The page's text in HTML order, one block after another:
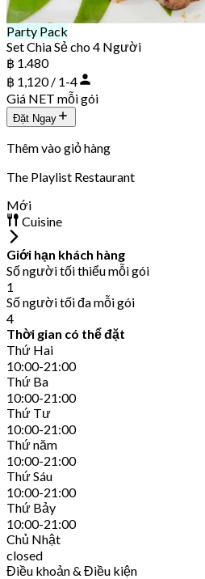
Party Pack
Set Chia Sẻ cho 4 Người
฿ 1.480
฿ 1,120 / 1-4
Giá NET mỗi gói
Đặt Ngay
Thêm vào giỏ hàng
The Playlist Restaurant
Mới
Cuisine
Giới hạn khách hàng
Số người tối thiểu mỗi gói
1
Số người tối đa mỗi gói
4
Thời gian có thể đặt
Thứ Hai
10:00-21:00
Thứ Ba
10:00-21:00
Thứ Tư
10:00-21:00
Thứ năm
10:00-21:00
Thứ Sáu
10:00-21:00
Thứ Bảy
10:00-21:00
Chủ Nhật
closed
Điều khoản & Điều kiện